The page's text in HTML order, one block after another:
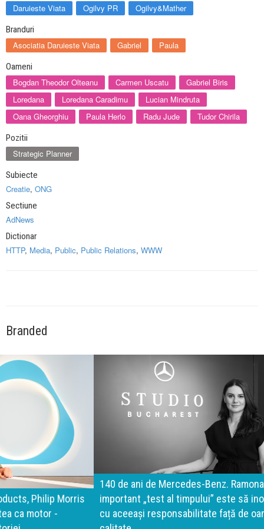
Daruieste Viata Ogilvy PR Ogilvy&Mather
Branduri
Asociatia Daruieste Viata Gabriel Paula
Oameni
Bogdan Theodor Olteanu Carmen Uscatu
Gabriel Biris
Loredana
Loredana Caradimu
Lucian Mindruta
Oana Gheorghiu
Paula Herlo Radu Jude Tudor Chirila
Pozitii
Strategic Planner
Subiecte
Creatie, ONG
Sectiune
AdNews
Dictionar
HTTP, Media, Public, Public Relations, WWW
Branded
140 de ani de Mercedes-Benz. Ramona Pîrlog: Cel mai
important „test al timpului” este să inovăm constant, dar
cu aceeași responsabilitate față de oameni, siguranță și